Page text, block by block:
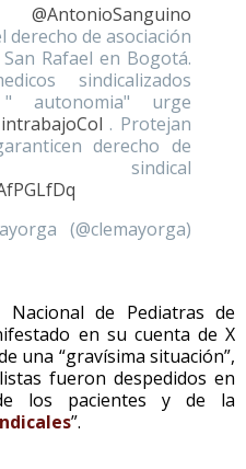
@AntonioSanguino
derecho de asociación
Rafael en Bogotá.
sindicalizados
autonomia" urge
. Protejan
derecho de
sindical
(@clemayorga)
de Pediatras de
en su cuenta de X
una “gravísima situación”,
fueron despedidos en
los pacientes y de la
”.